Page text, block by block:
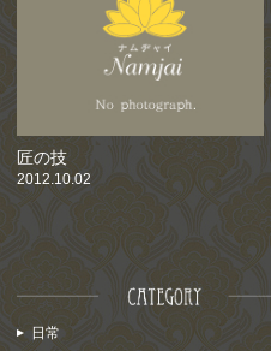
匠の技
2012.10.02
日常